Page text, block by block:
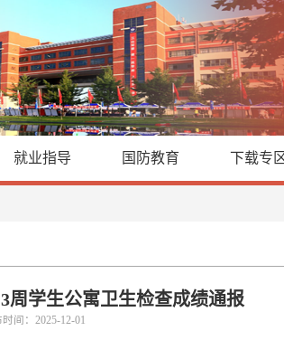
就业指导 国防教育 下载专
周学生公寓卫生检查成绩通报
间：2025-12-01